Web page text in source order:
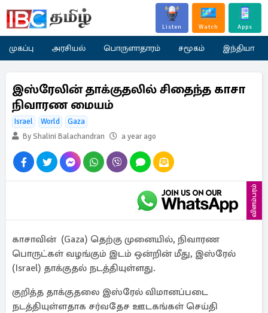
Listen Watch Apps
முகப்பு அரசியல் பொருளாதாரம் சமூகம் இந்தியா
இஸ்ரேலின் தாக்குதலில் சிதைந்த காசா
நிவாரண மையம்
Israel World
Gaza
By Shalini Balachandran
a year ago
விளம்பரம்
காசாவின் (Gaza) தெற்கு முனையில், நிவாரண
பொருட்கள் வழங்கும் இடம் ஒன்றின் மீது, இஸ்ரேல்
(Israel) தாக்குதல் நடத்தியுள்ளது.
குறித்த தாக்குதலை இஸ்ரேல் விமானப்படை
நடத்தியுள்ளதாக சர்வதேச ஊடகங்கள் செய்தி